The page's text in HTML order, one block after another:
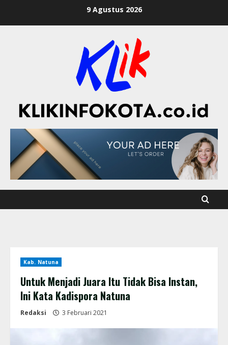
9 Agustus 2026
Kab. Natuna
Untuk Menjadi Juara Itu Tidak Bisa Instan,
Ini Kata Kadispora Natuna
Redaksi 3 Februari 2021